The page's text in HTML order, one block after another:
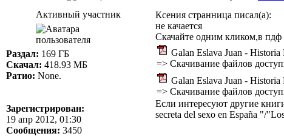
Активный участник
Раздал: 169 ГБ
Скачал: 418.93 МБ
Ратио: None.
Зарегистрирован:
19 апр 2012, 01:30
Сообщения: 3450
Ксения странница писал(а):
не качается
Скачайте одним кликом,в пдф
Galan Eslava Juan -
=> Скачивание файлов
Galan Eslava Juan -
=> Скачивание файлов
Если интересуют другие
secreta del sexo en España "/